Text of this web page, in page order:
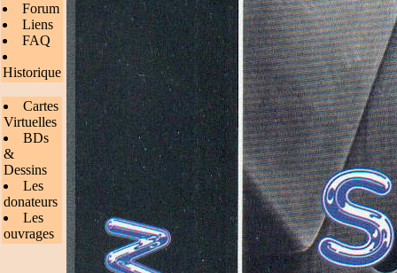
Forum
Liens
FAQ
Historique
Cartes
Virtuelles
BDs
&
Dessins
Les
donateurs
Les
ouvrages